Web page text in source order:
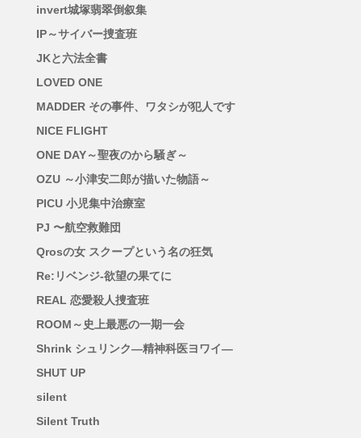
invert城塚翡翠倒叙集
IP～サイバー捜査班
JKと六法全書
LOVED ONE
MADDER その事件、ワタシが犯人です
NICE FLIGHT
ONE DAY～聖夜のから騒ぎ～
OZU ～小津安二郎が描いた物語～
PICU 小児集中治療室
PJ 〜航空救難団
Qrosの女 スクープという名の狂気
Re:リベンジ-欲望の果てに
REAL 恋愛殺人捜査班
ROOM～史上最悪の一期一会
Shrink シュリンク―精神科医ヨワイ―
SHUT UP
silent
Silent Truth